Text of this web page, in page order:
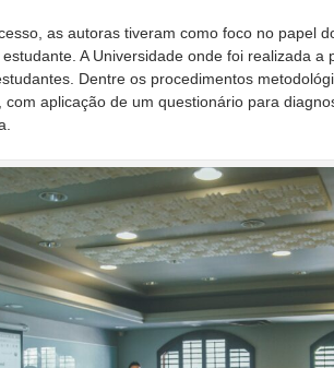
as autoras tiveram como foco no papel
A Universidade onde foi realizada a
Dentre os procedimentos
com aplicação de um questionário para